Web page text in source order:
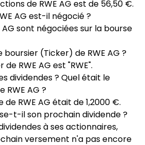
de RWE AG est de 56,50 €.
AG est-il négocié ?
AG sont négociées sur la bourse
(Ticker) de RWE AG ?
RWE AG est "RWE".
dividendes ? Quel était le
RWE AG ?
de RWE AG était de 1,2000 €.
t-il son prochain dividende ?
à ses actionnaires,
versement n'a pas encore